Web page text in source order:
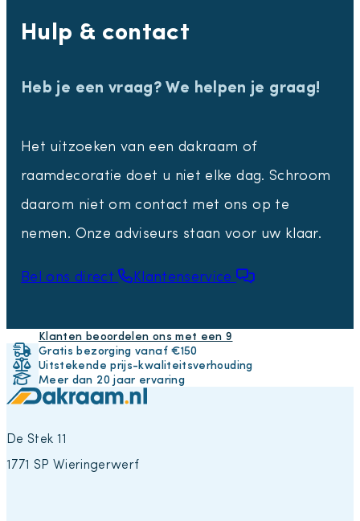
Hulp & contact
Heb je een vraag? We helpen je graag!
Het uitzoeken van een dakraam of
raamdecoratie doet u niet elke dag. Schroom
daarom niet om contact met ons op te
nemen. Onze adviseurs staan voor uw klaar.
Bel ons direct Klantenservice
Klanten beoordelen ons met een 9
Gratis bezorging vanaf €150
Uitstekende prijs-kwaliteitsverhouding
Meer dan 20 jaar ervaring
De Stek 11
1771 SP Wieringerwerf